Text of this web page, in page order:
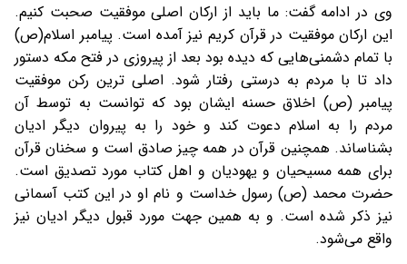
وی در ادامه گفت: ما باید از ارکان اصلی موفقیت صحبت کنیم.
این ارکان موفقیت در قرآن کریم نیز آمده است. پیامبر اسلام(ص)
با تمام دشمنی‌هایی که دیده بود بعد از پیروزی در فتح مکه دستور
داد تا با مردم به درستی رفتار شود. اصلی ترین رکن موفقیت
پیامبر (ص) اخلاق حسنه ایشان بود که توانست به توسط آن
مردم را به اسلام دعوت کند و خود را به پیروان دیگر ادیان
بشناساند. همچنین قرآن در همه چیز صادق است و سخنان قرآن
برای همه مسیحیان و یهودیان و اهل کتاب مورد تصدیق است.
حضرت محمد (ص) رسول خداست و نام او در این کتب آسمانی
نیز ذکر شده است. و به همین جهت مورد قبول دیگر ادیان نیز
واقع می‌شود.